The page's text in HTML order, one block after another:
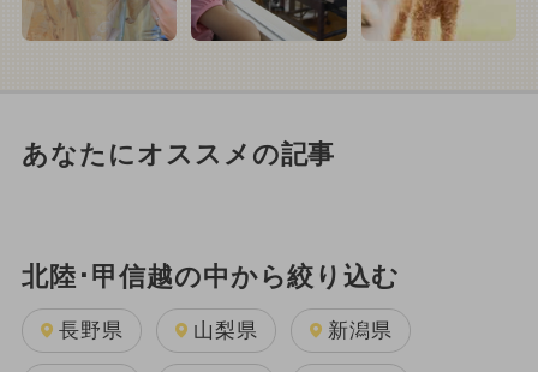
あなたにオススメの記事
北陸･甲信越の中から絞り込む
長野県 山梨県 新潟県